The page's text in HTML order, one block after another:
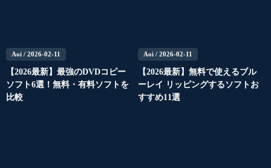
Aoi / 2026-02-11
【2026最新】最強のDVDコピー
ソフト6選！無料・有料ソフトを
比較
Aoi/ 2026-02-11
【2026最新】無料で使えるブル
ーレイ リッピングするソフトお
すすめ11選